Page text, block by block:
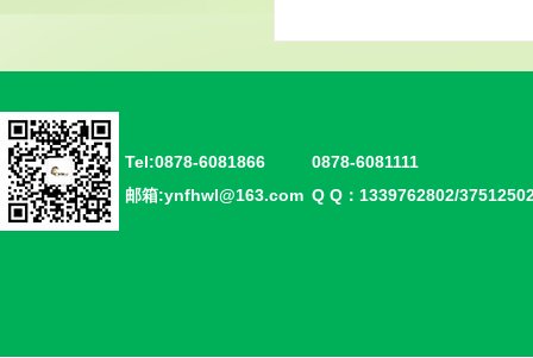
Tel:0878-6081866
邮箱:ynfhwl@163.com
0878-6081111
Q Q：1339762802/